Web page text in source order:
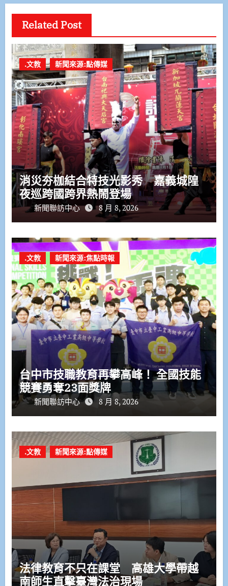
Related Post
.文教 新聞來源:點傳媒
消災夯枷結合特技光影秀 嘉義城隍
夜巡跨國跨界熱鬧登場
新聞聯訪中心 8 月 8, 2026
.文教 新聞來源:焦點時報
台中市技職教育再攀高峰！ 全國技能
競賽勇奪23面獎牌
新聞聯訪中心 8 月 8, 2026
.文教 新聞來源:點傳媒
法律教育不只在課堂 高雄大學帶越
南師生直擊臺灣法治現場